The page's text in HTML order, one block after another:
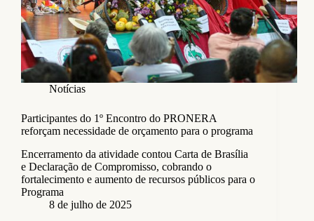
Notícias
Participantes do 1º Encontro do PRONERA
reforçam necessidade de orçamento para o programa
Encerramento da atividade contou Carta de Brasília
e Declaração de Compromisso, cobrando o
fortalecimento e aumento de recursos públicos para o
Programa
8 de julho de 2025